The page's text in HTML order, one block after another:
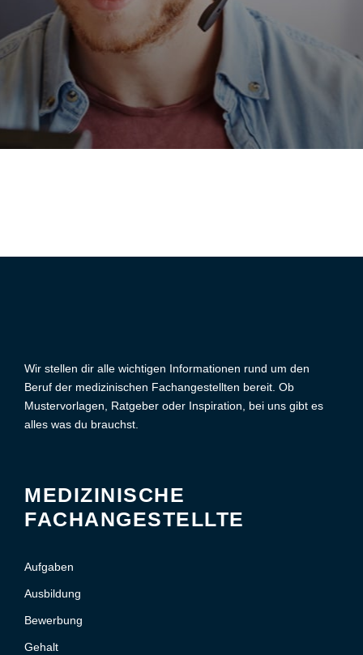
Wir stellen dir alle wichtigen Informationen rund um den
Beruf der medizinischen Fachangestellten bereit. Ob
Mustervorlagen, Ratgeber oder Inspiration, bei uns gibt es
alles was du brauchst.
MEDIZINISCHE
FACHANGESTELLTE
Aufgaben
Ausbildung
Bewerbung
Gehalt